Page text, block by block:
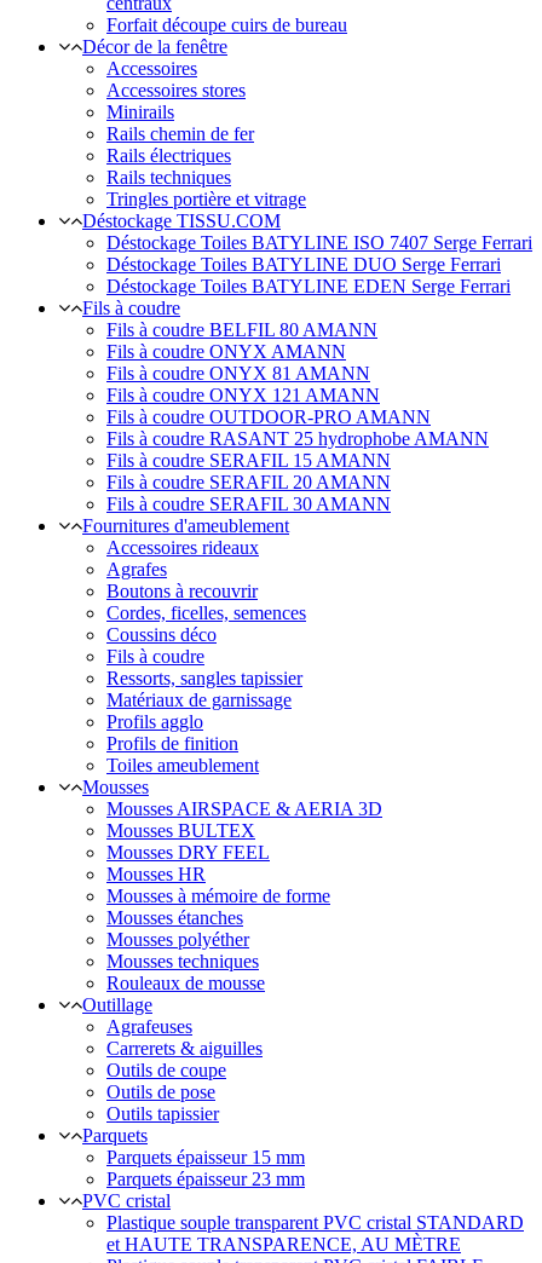
Forfait découpe cuirs de bureau
Décor de la fenêtre
Accessoires
Accessoires stores
Minirails
Rails chemin de fer
Rails électriques
Rails techniques
Tringles portière et vitrage
Déstockage TISSU.COM
Déstockage Toiles BATYLINE ISO 7407 Serge Ferrari
Déstockage Toiles BATYLINE DUO Serge Ferrari
Déstockage Toiles BATYLINE EDEN Serge Ferrari
Fils à coudre
Fils à coudre BELFIL 80 AMANN
Fils à coudre ONYX AMANN
Fils à coudre ONYX 81 AMANN
Fils à coudre ONYX 121 AMANN
Fils à coudre OUTDOOR-PRO AMANN
Fils à coudre RASANT 25 hydrophobe AMANN
Fils à coudre SERAFIL 15 AMANN
Fils à coudre SERAFIL 20 AMANN
Fils à coudre SERAFIL 30 AMANN
Fournitures d'ameublement
Accessoires rideaux
Agrafes
Boutons à recouvrir
Cordes, ficelles, semences
Coussins déco
Fils à coudre
Ressorts, sangles tapissier
Matériaux de garnissage
Profils agglo
Profils de finition
Toiles ameublement
Mousses
Mousses AIRSPACE & AERIA 3D
Mousses BULTEX
Mousses DRY FEEL
Mousses HR
Mousses à mémoire de forme
Mousses étanches
Mousses polyéther
Mousses techniques
Rouleaux de mousse
Outillage
Agrafeuses
Carrerets & aiguilles
Outils de coupe
Outils de pose
Outils tapissier
Parquets
Parquets épaisseur 15 mm
Parquets épaisseur 23 mm
PVC cristal
Plastique souple transparent PVC cristal STANDARD
et HAUTE TRANSPARENCE, AU MÈTRE